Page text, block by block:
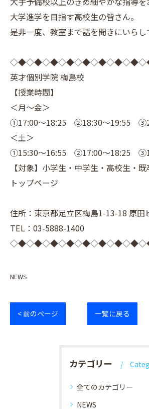
大学進学を目指す高校生の皆さん。
是非一度、教室まで話を聞きにいらし
英才個別学院 梅島校
【授業時間】
＜月～金＞
①17:00～18:25 ②18:30～19:55
＜土＞
①15:30～16:55 ②17:00～18:25
【対象】小学生・中学生・高校生・既
トップページ
住所：東京都足立区梅島1-13-18 原田
TEL：03-5888-1400
NEWS
< 前のページ 一覧に戻る
カテゴリー
全てのカテゴリー
NEWS